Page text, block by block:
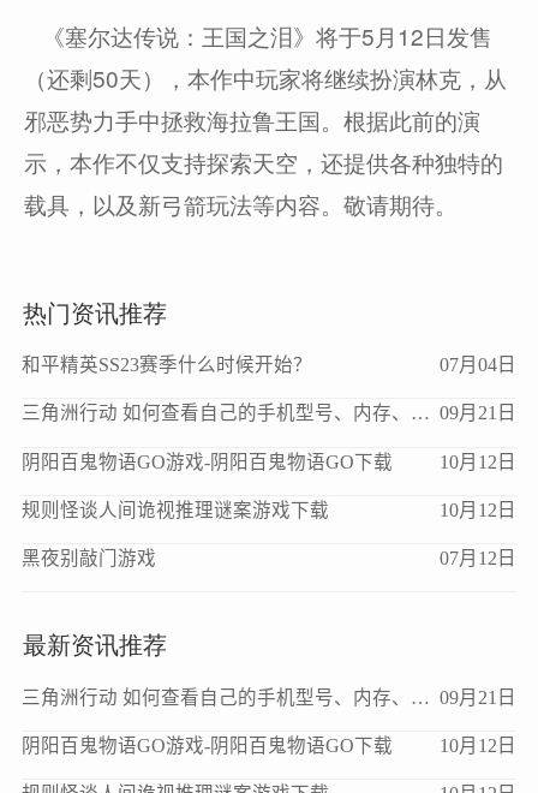
《塞尔达传说：王国之泪》将于5月12日发售
（还剩50天），本作中玩家将继续扮演林克，从
邪恶势力手中拯救海拉鲁王国。根据此前的演
示，本作不仅支持探索天空，还提供各种独特的
载具，以及新弓箭玩法等内容。敬请期待。
热门资讯推荐
和平精英SS23赛季什么时候开始？ 07月04日
三角洲行动 如何查看自己的手机型号、内存、处理器、版本等信息？ 09月21日
阴阳百鬼物语GO游戏-阴阳百鬼物语GO下载 10月12日
规则怪谈人间诡视推理谜案游戏下载 10月12日
黑夜别敲门游戏 07月12日
最新资讯推荐
三角洲行动 如何查看自己的手机型号、内存、处理器、版本等信息？ 09月21日
阴阳百鬼物语GO游戏-阴阳百鬼物语GO下载 10月12日